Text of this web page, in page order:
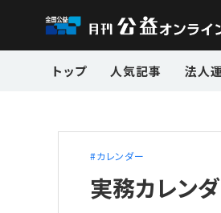
トップ 人気記事 法人
カレンダー
実務カレン